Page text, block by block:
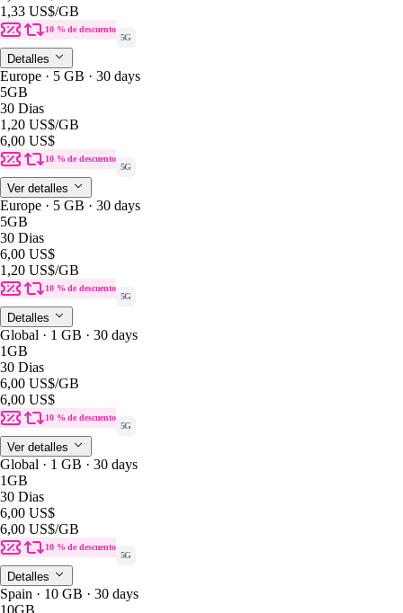
1,33 US$/GB
10 % de descuento
5G
Detalles
Europe · 5 GB · 30 days
5GB
30 Dias
1,20 US$/GB
6,00 US$
10 % de descuento
5G
Ver detalles
Europe · 5 GB · 30 days
5GB
30 Dias
6,00 US$
1,20 US$/GB
10 % de descuento
5G
Detalles
Global · 1 GB · 30 days
1GB
30 Dias
6,00 US$/GB
6,00 US$
10 % de descuento
5G
Ver detalles
Global · 1 GB · 30 days
1GB
30 Dias
6,00 US$
6,00 US$/GB
10 % de descuento
5G
Detalles
Spain · 10 GB · 30 days
10GB